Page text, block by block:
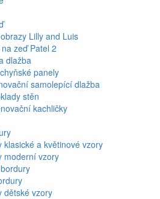
Lilly and Luis
zeď Patel 2
dlažba
panely
samolepící dlažba
stěn
kachličky
klasické a květinové vzory
moderní vzory
dětské vzory